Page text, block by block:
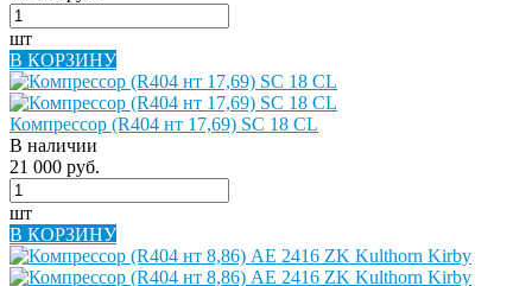
шт
В КОРЗИНУ
Компрессор (R404 нт 17,69) SC 18 СL
В наличии
21 000 руб.
шт
В КОРЗИНУ